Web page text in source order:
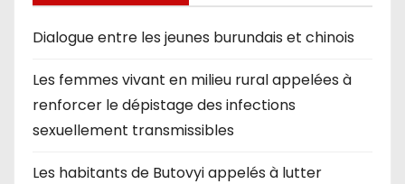
Dialogue entre les jeunes burundais et chinois
Les femmes vivant en milieu rural appelées à
renforcer le dépistage des infections
sexuellement transmissibles
Les habitants de Butovyi appelés à lutter